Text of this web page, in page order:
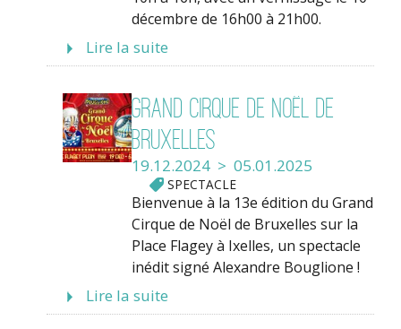
décembre de 16h00 à 21h00.
Lire la suite
Grand Cirque de Noël de
Bruxelles
19.12.2024 > 05.01.2025
SPECTACLE
Bienvenue à la 13e édition du Grand
Cirque de Noël de Bruxelles sur la
Place Flagey à Ixelles, un spectacle
inédit signé Alexandre Bouglione !
Lire la suite